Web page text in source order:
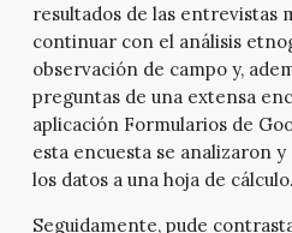
resultados de las entrevistas
continuar con el análisis
observación de campo y,
preguntas de una extensa
aplicación Formularios de
esta encuesta se analizaron
los datos a una hoja de cálculo.
Seguidamente, pude